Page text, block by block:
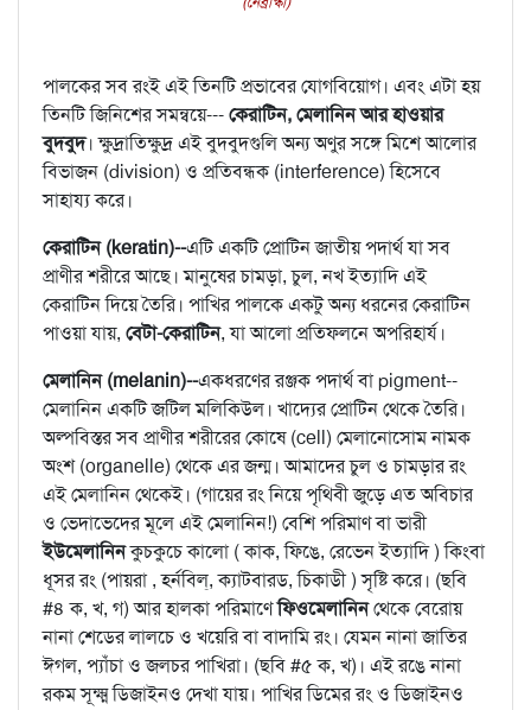
পালকের সব রংই এই তিনটি প্রভাবের যোগবিয়োগ। এবং এটা হয়
তিনটি জিনিশের সমন্বয়ে---কেরাটিন, মেলানিন আর হাওয়ার
বুদবুদ। ক্ষুদ্রাতিক্ষুদ্র এই বুদবুদগুলি অন্য অণুর সঙ্গে মিশে আলোর
বিভাজন (division) ও প্রতিবন্ধক (interference) হিসেবে
সাহায্য করে।
কেরাটিন (keratin)--এটি একটি প্রোটিন জাতীয় পদার্থ যা সব
প্রাণীর শরীরে আছে। মানুষের চামড়া, চুল, নখ ইত্যাদি এই
কেরাটিন দিয়ে তৈরি। পাখির পালকে একটু অন্য ধরনের কেরাটিন
পাওয়া যায়, বেটা-কেরাটিন, যা আলো প্রতিফলনে অপরিহার্য।
মেলানিন (melanin)--একধরণের রঞ্জক পদার্থ বা pigment--
মেলানিন একটি জটিল মলিকিউল। খাদ্যের প্রোটিন থেকে তৈরি।
অল্পবিস্তর সব প্রাণীর শরীরের কোষে (cell) মেলানোসোম নামক
অংশ (organelle) থেকে এর জন্ম। আমাদের চুল ও চামড়ার রং
এই মেলানিন থেকেই। (গায়ের রং নিয়ে পৃথিবী জুড়ে এত অবিচার
ও ভেদাভেদের মূলে এই মেলানিন!) বেশি পরিমাণ বা ভারী
ইউমেলানিনকুচকুচে কালো ( কাক, ফিঙে, রেভেন ইত্যাদি ) কিংবা
ধূসর রং (পায়রা , হর্নবিল্, ক্যাটবারড, চিকাডী ) সৃষ্টি করে। (ছবি
#৪ ক, খ, গ) আর হালকা পরিমাণেফিওমেলানিনথেকে বেরোয়
নানা শেডের লালচে ও খয়েরি বা বাদামি রং। যেমন নানা জাতির
ঈগল, প্যাঁচা ও জলচর পাখিরা। (ছবি #৫ ক, খ)। এই রঙে নানা
রকম সূক্ষ্ম ডিজাইনও দেখা যায়। পাখির ডিমের রং ও ডিজাইনও